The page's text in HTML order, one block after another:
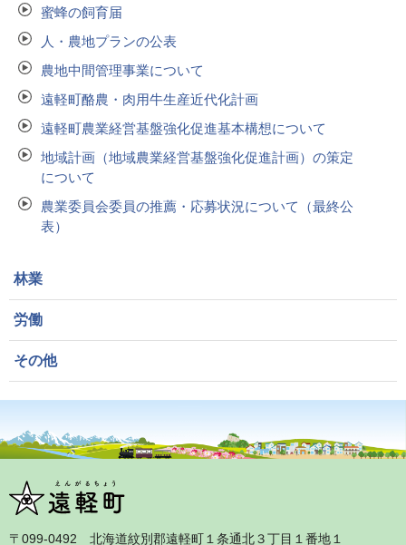
蜜蜂の飼育届
人・農地プランの公表
農地中間管理事業について
遠軽町酪農・肉用牛生産近代化計画
遠軽町農業経営基盤強化促進基本構想について
地域計画（地域農業経営基盤強化促進計画）の策定
について
農業委員会委員の推薦・応募状況について（最終公
表）
林業
労働
その他
〒099‐0492 北海道紋別郡遠軽町１条通北３丁目１番地１